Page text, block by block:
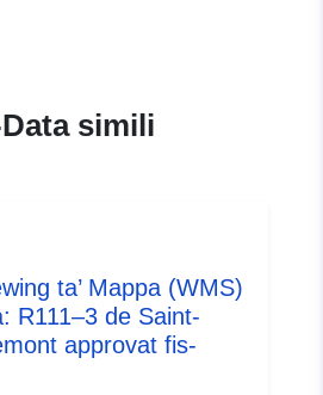
e6f108dad22d
Riżorsa:
http://inspire.ec.europa.eu/
codelist/SpatialDataServiceType/
simili
ta’ Mappa (WMS)
R111–3 de Saint-
approvat fis-